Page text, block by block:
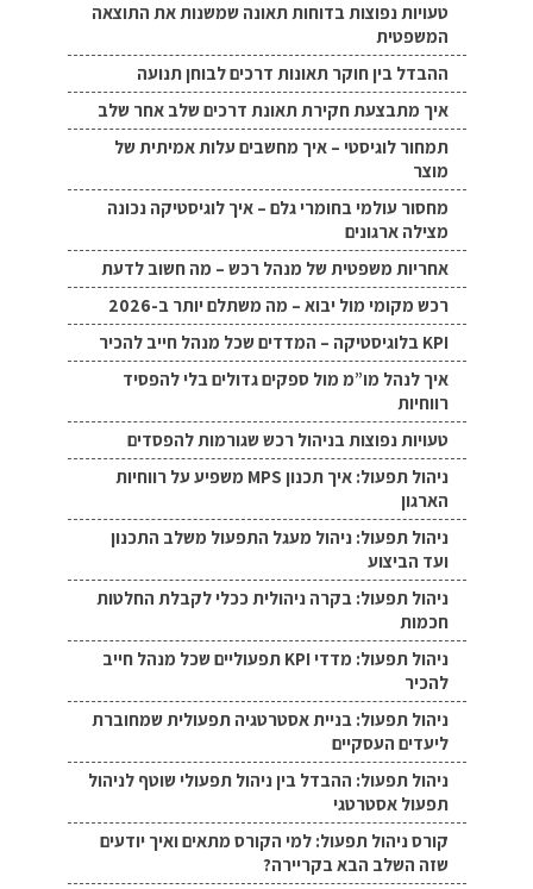
טעויות נפוצות בדוחות תאונה שמשנות את התוצאה
המשפטית
ההבדל בין חוקר תאונות דרכים לבוחן תנועה
איך מתבצעת חקירת תאונת דרכים שלב אחר שלב
תמחור לוגיסטי – איך מחשבים עלות אמיתית של
מוצר
מחסור עולמי בחומרי גלם – איך לוגיסטיקה נכונה
מצילה ארגונים
אחריות משפטית של מנהל רכש – מה חשוב לדעת
רכש מקומי מול יבוא – מה משתלם יותר ב-2026
KPI בלוגיסטיקה – המדדים שכל מנהל חייב להכיר
איך לנהל מו”מ מול ספקים גדולים בלי להפסיד
רווחיות
טעויות נפוצות בניהול רכש שגורמות להפסדים
ניהול תפעול: איך תכנון MPS משפיע על רווחיות
הארגון
ניהול תפעול: ניהול מעגל התפעול משלב התכנון
ועד הביצוע
ניהול תפעול: בקרה ניהולית ככלי לקבלת החלטות
חכמות
ניהול תפעול: מדדי KPI תפעוליים שכל מנהל חייב
להכיר
ניהול תפעול: בניית אסטרטגיה תפעולית שמחוברת
ליעדים העסקיים
ניהול תפעול: ההבדל בין ניהול תפעולי שוטף לניהול
תפעול אסטרטגי
קורס ניהול תפעול: למי הקורס מתאים ואיך יודעים
שזה השלב הבא בקריירה?